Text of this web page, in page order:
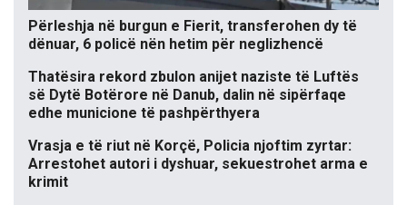
Përleshja në burgun e Fierit, transferohen dy të
dënuar, 6 policë nën hetim për neglizhencë
Thatësira rekord zbulon anijet naziste të Luftës
së Dytë Botërore në Danub, dalin në sipërfaqe
edhe municione të pashpërthyera
Vrasja e të riut në Korçë, Policia njoftim zyrtar:
Arrestohet autori i dyshuar, sekuestrohet arma e
krimit